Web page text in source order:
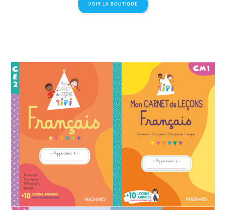
VOIR LA BOUTIQUE